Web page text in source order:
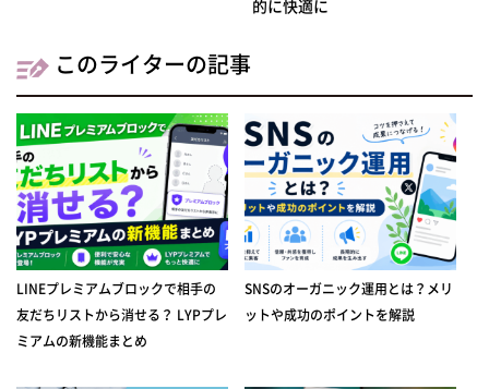
的に快適に
このライターの記事
LINEプレミアムブロックで相手の
友だちリストから消せる？ LYPプレ
ミアムの新機能まとめ
SNSのオーガニック運用とは？メリ
ットや成功のポイントを解説